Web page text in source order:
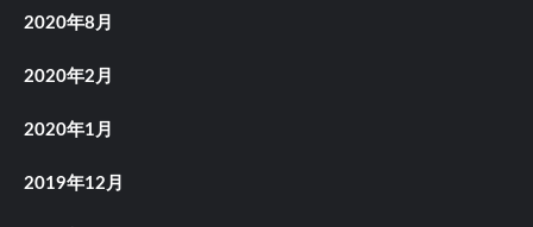
2020年8月
2020年2月
2020年1月
2019年12月